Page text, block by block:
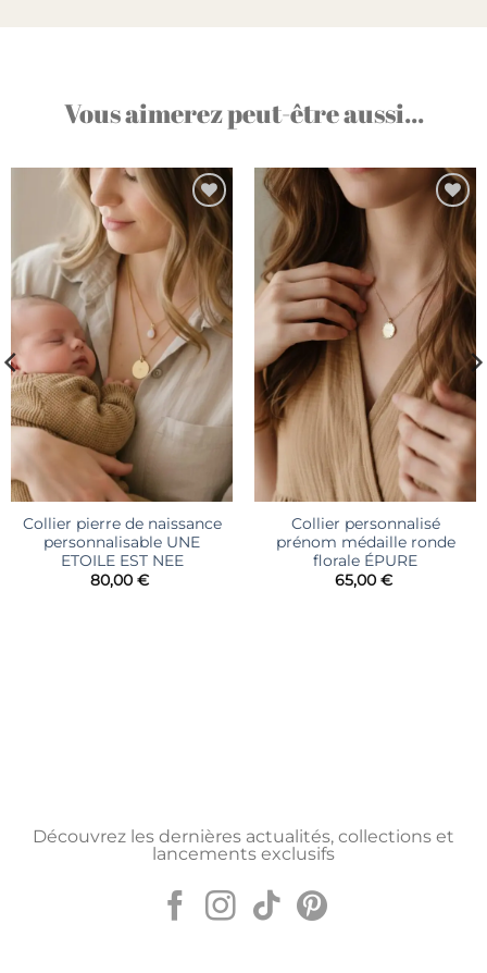
Vous aimerez peut-être aussi...
Ajouter
à la liste
d’envies
Collier pierre de naissance
personnalisable UNE
ETOILE EST NEE
80,00 €
Ajouter
à la liste
d’envies
Collier personnalisé
prénom médaille ronde
florale ÉPURE
65,00 €
Découvrez les dernières actualités, collections et
lancements exclusifs